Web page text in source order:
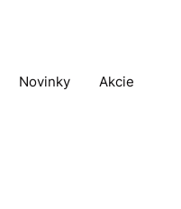
Novinky Akcie